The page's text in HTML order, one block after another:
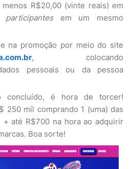
R$20,00 (vinte reais) em
participantesem um mesmo
na promoção por meio do site
, colocando
pessoais ou da pessoa
concluído, é hora de torcer!
250 mil comprando 1 (uma) das
+ até R$700 na hora ao adquirir
Boa sorte!